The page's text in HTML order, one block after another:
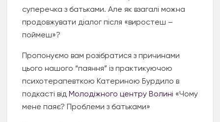
суперечка з батьками. Але як взагалі можна
продовжувати діалог після «виростеш –
поймеш»?
Пропонуємо вам розібратися з причинами
цього нашого “паяння” із практикуючою
психотерапевткою Катериною Бурдило в
подкасті від Молодіжного центру Волині «Чому
мене паяє? Проблеми з батьками»